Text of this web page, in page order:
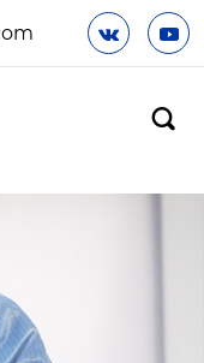
 
